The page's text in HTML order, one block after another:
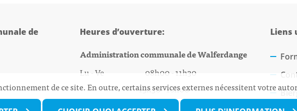
de
Heures d’ouverture:
Administration communale de Walferdange
Lu - Ve 08h00 - 11h30
13h30 - 16h00
Biergercenter
Liens
de ce site. En outre, certains services externes nécessitent votre